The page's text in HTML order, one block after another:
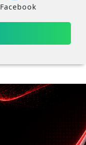
Facebook